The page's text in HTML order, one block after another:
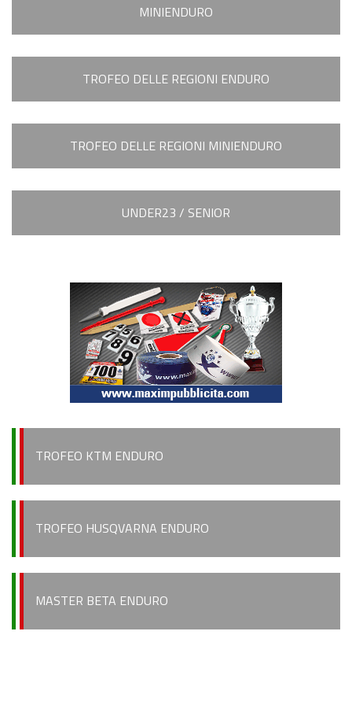
Cerca Motoclub
Albo d’oro Italiano Enduro
Informazioni e comunicati
Notizie sportive
Recensioni e test
Informazioni e comunicati
Notizie sportive
Recensioni e test
Archivio News
Contatti
MINIENDURO
TROFEO DELLE REGIONI ENDURO
TROFEO DELLE REGIONI MINIENDURO
UNDER23 / SENIOR
TROFEO KTM ENDURO
TROFEO HUSQVARNA ENDURO
MASTER BETA ENDURO